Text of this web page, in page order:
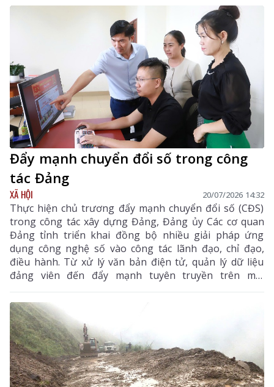
Đẩy mạnh chuyển đổi số trong công
tác Đảng
XÃ HỘI 20/07/2026 14:32
Thực hiện chủ trương đẩy mạnh chuyển đổi số (CĐS)
trong công tác xây dựng Đảng, Đảng ủy Các cơ quan
Đảng tỉnh triển khai đồng bộ nhiều giải pháp ứng
dụng công nghệ số vào công tác lãnh đạo, chỉ đạo,
điều hành. Từ xử lý văn bản điện tử, quản lý dữ liệu
đảng viên đến đẩy mạnh tuyên truyền trên môi
trường số, CĐS đã góp phần đổi mới phương thức
hoạt động, nâng cao hiệu lực, hiệu quả công tác xây
dựng Đảng, tạo nền tảng để xây dựng tổ chức Đảng
ngày càng hiện đại, đáp ứng yêu cầu nhiệm vụ trong
tình hình mới.